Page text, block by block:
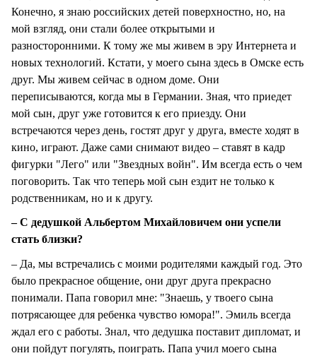
Конечно, я знаю российских детей поверхностно, но, на
мой взгляд, они стали более открытыми и
разносторонними. К тому же мы живем в эру Интернета и
новых технологий. Кстати, у моего сына здесь в Омске есть
друг. Мы живем сейчас в одном доме. Они
переписываются, когда мы в Германии. Зная, что приедет
мой сын, друг уже готовится к его приезду. Они
встречаются через день, гостят друг у друга, вместе ходят в
кино, играют. Даже сами снимают видео – ставят в кадр
фигурки "Лего" или "Звездных войн". Им всегда есть о чем
поговорить. Так что теперь мой сын ездит не только к
родственникам, но и к другу.
– С дедушкой Альбертом Михайловичем они успели
стать близки?
– Да, мы встречались с моими родителями каждый год. Это
было прекрасное общение, они друг друга прекрасно
понимали. Папа говорил мне: "Знаешь, у твоего сына
потрясающее для ребенка чувство юмора!". Эмиль всегда
ждал его с работы. Знал, что дедушка поставит дипломат, и
они пойдут погулять, поиграть. Папа учил моего сына